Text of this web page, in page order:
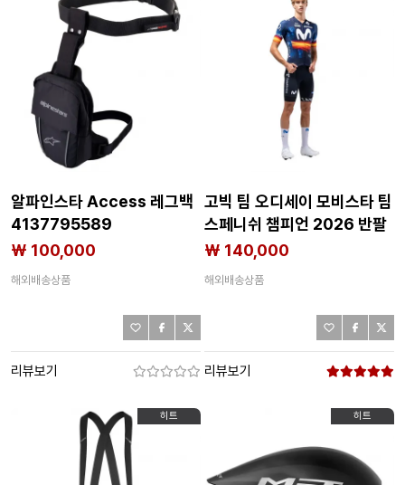
알파인스타 Access 레그백
4137795589
₩ 100,000
해외배송상품
리뷰보기
고빅 팀 오디세이 모비스타 팀
스페니쉬 챔피언 2026 반팔
져지 3142776378
₩ 140,000
해외배송상품
리뷰보기
히트 히트